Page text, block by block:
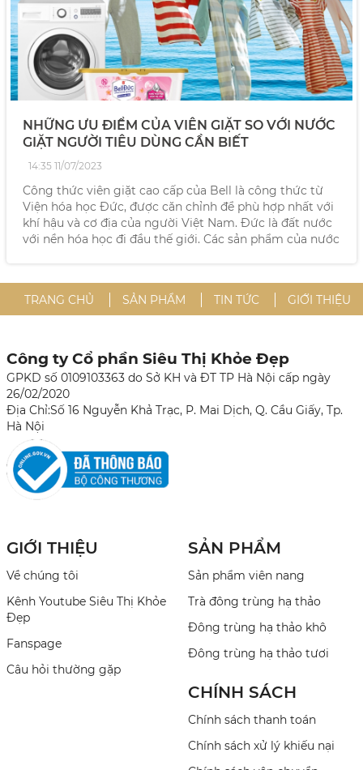
NHỮNG ƯU ĐIỂM CỦA VIÊN GIẶT SO VỚI NƯỚC
GIẶT NGƯỜI TIÊU DÙNG CẦN BIẾT
14:35 11/07/2023
Công thức viên giặt cao cấp của Bell là công thức từ
Viện hóa học Đức, được căn chỉnh để phù hợp nhất với
khí hậu và cơ địa của người Việt Nam. Đức là đất nước
với nền hóa học đi đầu thế giới. Các sản phẩm của nước
TRANG CHỦ SẢN PHẨM TIN TỨC GIỚI THIỆU
Công ty Cổ phần Siêu Thị Khỏe Đẹp
GPKD số 0109103363 do Sở KH và ĐT TP Hà Nội cấp ngày
26/02/2020
Địa Chỉ:Số 16 Nguyễn Khả Trạc, P. Mai Dịch, Q. Cầu Giấy, Tp.
Hà Nội
GIỚI THIỆU
Về chúng tôi
Kênh Youtube Siêu Thị Khỏe
Đẹp
Fanspage
Câu hỏi thường gặp
SẢN PHẨM
Sản phẩm viên nang
Trà đông trùng hạ thảo
Đông trùng hạ thảo khô
Đông trùng hạ thảo tươi
CHÍNH SÁCH
Chính sách thanh toán
Chính sách xử lý khiếu nại